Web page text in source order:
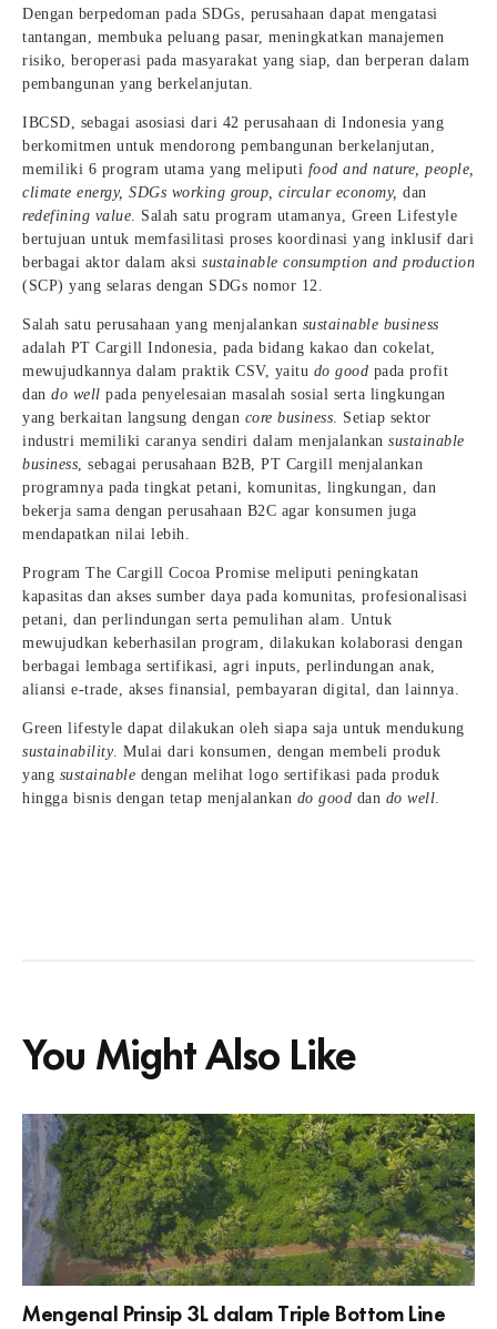
Dengan berpedoman pada SDGs, perusahaan dapat mengatasi
tantangan, membuka peluang pasar, meningkatkan manajemen
risiko, beroperasi pada masyarakat yang siap, dan berperan dalam
pembangunan yang berkelanjutan.
IBCSD, sebagai asosiasi dari 42 perusahaan di Indonesia yang
berkomitmen untuk mendorong pembangunan berkelanjutan,
memiliki 6 program utama yang meliputi food and nature, people,
climate energy, SDGs working group, circular economy, dan
redefining value. Salah satu program utamanya, Green Lifestyle
bertujuan untuk memfasilitasi proses koordinasi yang inklusif dari
berbagai aktor dalam aksi sustainable consumption and production
(SCP) yang selaras dengan SDGs nomor 12.
Salah satu perusahaan yang menjalankan sustainable business
adalah PT Cargill Indonesia, pada bidang kakao dan cokelat,
mewujudkannya dalam praktik CSV, yaitu do good pada profit
dan do well pada penyelesaian masalah sosial serta lingkungan
yang berkaitan langsung dengan core business. Setiap sektor
industri memiliki caranya sendiri dalam menjalankan sustainable
business, sebagai perusahaan B2B, PT Cargill menjalankan
programnya pada tingkat petani, komunitas, lingkungan, dan
bekerja sama dengan perusahaan B2C agar konsumen juga
mendapatkan nilai lebih.
Program The Cargill Cocoa Promise meliputi peningkatan
kapasitas dan akses sumber daya pada komunitas, profesionalisasi
petani, dan perlindungan serta pemulihan alam. Untuk
mewujudkan keberhasilan program, dilakukan kolaborasi dengan
berbagai lembaga sertifikasi, agri inputs, perlindungan anak,
aliansi e-trade, akses finansial, pembayaran digital, dan lainnya.
Green lifestyle dapat dilakukan oleh siapa saja untuk mendukung
sustainability. Mulai dari konsumen, dengan membeli produk
yang sustainable dengan melihat logo sertifikasi pada produk
hingga bisnis dengan tetap menjalankan do good dan do well.
You Might Also Like
Mengenal Prinsip 3L dalam Triple Bottom Line